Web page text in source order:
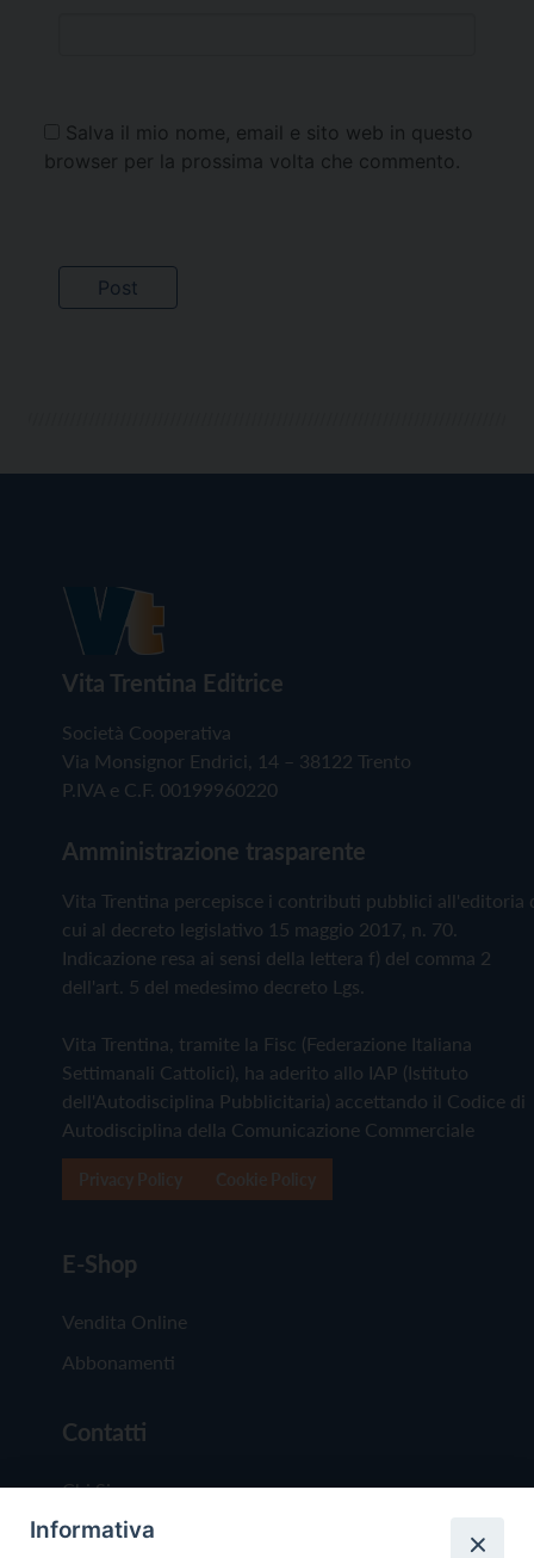
Salva il mio nome, email e sito web in questo
browser per la prossima volta che commento.
Vita Trentina Editrice
Società Cooperativa
Via Monsignor Endrici, 14 – 38122 Trento
P.IVA e C.F. 00199960220
Amministrazione trasparente
Vita Trentina percepisce i contributi pubblici all'editoria
cui al decreto legislativo 15 maggio 2017, n. 70.
Indicazione resa ai sensi della lettera f) del comma 2
dell'art. 5 del medesimo decreto Lgs.
Vita Trentina, tramite la Fisc (Federazione Italiana
Settimanali Cattolici), ha aderito allo IAP (Istituto
dell'Autodisciplina Pubblicitaria) accettando il Codice di
Autodisciplina della Comunicazione Commerciale
E-Shop
Vendita Online
Abbonamenti
Contatti
Chi Siamo
Redazione
Informativa